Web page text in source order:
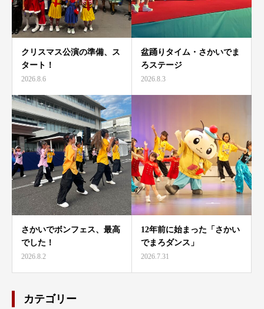
クリスマス公演の準備、ス
タート！
2026.8.6
盆踊りタイム・さかいでま
ろステージ
2026.8.3
さかいでボンフェス、最高
でした！
2026.8.2
12年前に始まった「さかい
でまろダンス」
2026.7.31
カテゴリー